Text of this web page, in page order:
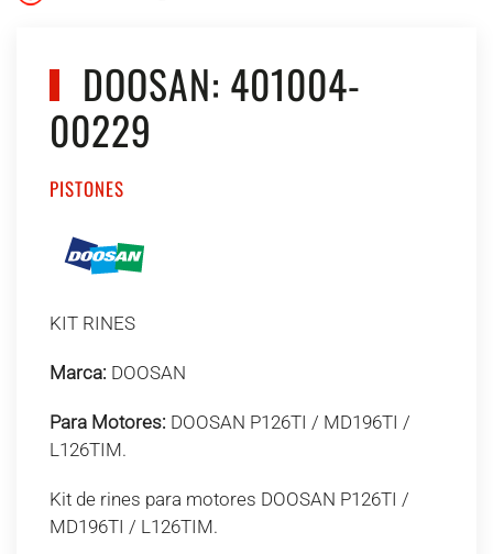
DOOSAN: 401004-
00229
PISTONES
KIT RINES
Marca: DOOSAN
Para Motores: DOOSAN P126TI / MD196TI /
L126TIM.
Kit de rines para motores DOOSAN P126TI /
MD196TI / L126TIM.